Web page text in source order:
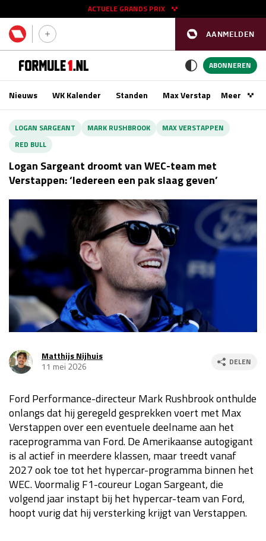
AANMELDEN
ACTUELE GRANDS PRIX
11 - 13 sep
Race
zo 15:00 - 17:00
GP AZERBEIDZJAN 2026 24 - 26 sep
Kwalificatie
vr 14:00 - 15:00
Race
za 13:00 - 15:00
GP SINGAPORE 2026 09 - 11 okt
Kwalificatie
za 15:00 - 16:00
Race
zo 14:00 - 16:00
GP VERENIGDE STATEN 2026 23 - 25 okt
Race
zo 21:00 - 23:00
GP MEXICO 2026 30 okt - 01 nov
GP SÃO PAULO 2026 06 - 08 nov
Kwalificatie
za 19:00 - 20:00
Race
zo 18:00 - 20:00
LAS VEGAS GRAND PRIX 2026 20 - 22 nov
ABONNEREN
Nieuws WK Kalender Standen Max VerstappenMeer
LOGAN SARGEANT MARK RUSHBROOK
MAX VERSTAPPEN
RED BULL
Logan Sargeant droomt van WEC-team met
Verstappen: ‘Iedereen een pak slaag geven’
Matthijs Nijhuis
11 mei 2026
DELEN
Ford Performance-directeur Mark Rushbrook onthulde
onlangs dat hij geregeld gesprekken voert met Max
Verstappen over een eventuele deelname aan het
raceprogramma van Ford. De Amerikaanse autogigant
is al actief in meerdere klassen, maar treedt vanaf
2027 ook toe tot het hypercar-programma binnen het
WEC. Voormalig F1-coureur Logan Sargeant, die
volgend jaar instapt bij het hypercar-team van Ford,
hoopt vurig dat hij versterking krijgt van Verstappen.